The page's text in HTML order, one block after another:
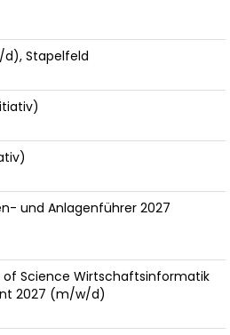
Stapelfeld
und Anlagenführer 2027
of Science Wirtschaftsinformatik
2027 (m/w/d)